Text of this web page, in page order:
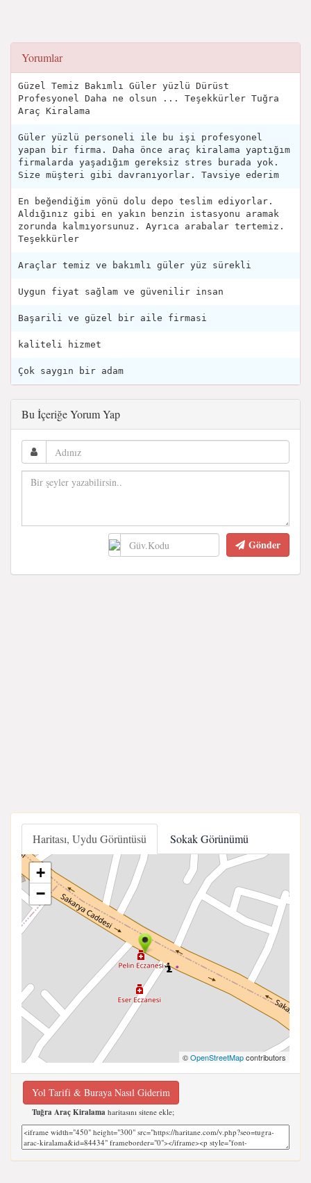
Yorumlar
Güzel Temiz Bakımlı Güler yüzlü Dürüst
Profesyonel Daha ne olsun ... Teşekkürler Tuğra
Araç Kiralama
Güler yüzlü personeli ile bu işi profesyonel
yapan bir firma. Daha önce araç kiralama yaptığım
firmalarda yaşadığım gereksiz stres burada yok.
Size müşteri gibi davranıyorlar. Tavsiye ederim
En beğendiğim yönü dolu depo teslim ediyorlar.
Aldığınız gibi en yakın benzin istasyonu aramak
zorunda kalmıyorsunuz. Ayrıca arabalar tertemiz.
Teşekkürler
Araçlar temiz ve bakımlı güler yüz sürekli
Uygun fiyat sağlam ve güvenilir insan
Başarili ve güzel bir aile firmasi
kaliteli hizmet
Çok saygın bir adam
Bu İçeriğe Yorum Yap
Gönder
Haritası, Uydu Görüntüsü Sokak Görünümü
+
−
©OpenStreetMapcontributors
Yol Tarifi & Buraya Nasıl Giderim
Tuğra Araç Kiralama haritasını sitene ekle;